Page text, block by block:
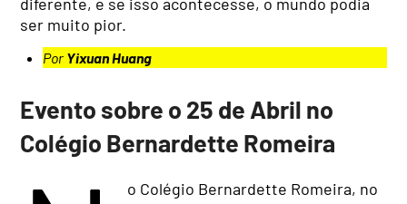
ser muito pior.
Por Yixuan Huang
Evento sobre o 25 de Abril no
Colégio Bernardette Romeira
o Colégio Bernardette Romeira, no